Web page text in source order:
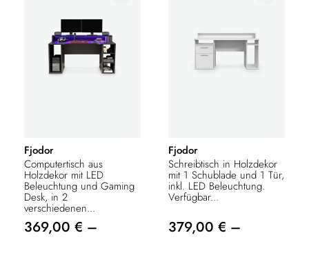
Fjodor
Computertisch aus
Holzdekor mit LED
Beleuchtung und Gaming
Desk, in 2
verschiedenen...
369,00 € –
Fjodor
Schreibtisch in Holzdekor
mit 1 Schublade und 1 Tür,
inkl. LED Beleuchtung.
Verfügbar...
379,00 € –